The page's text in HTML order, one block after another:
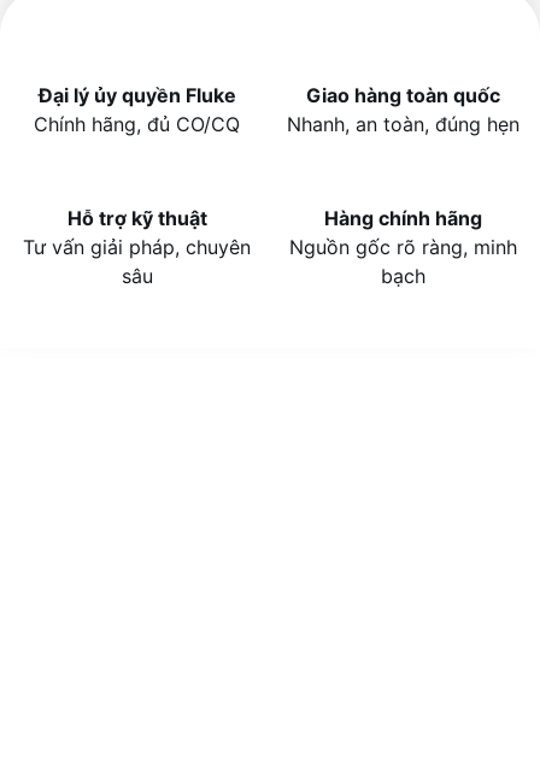
Đại lý ủy quyền Fluke
Chính hãng, đủ CO/CQ
Giao hàng toàn quốc
Nhanh, an toàn, đúng hẹn
Hỗ trợ kỹ thuật
Tư vấn giải pháp, chuyên
sâu
Hàng chính hãng
Nguồn gốc rõ ràng, minh
bạch